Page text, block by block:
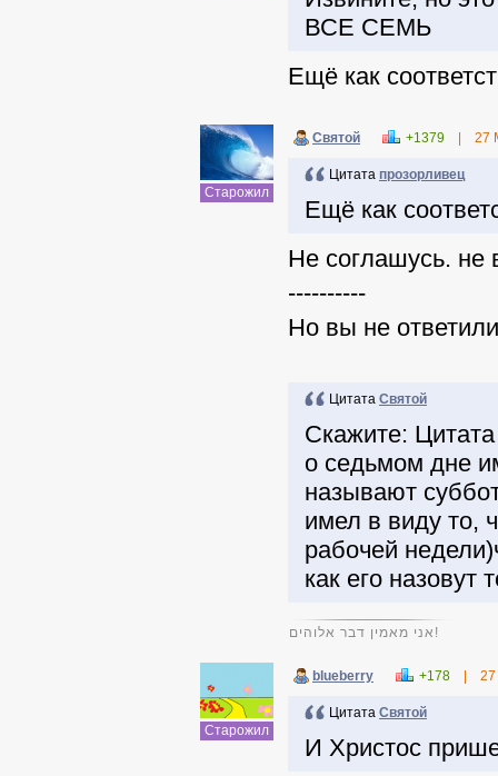
ВСЕ СЕМЬ
Ещё как
Старожил
Святой +1379 27
Цитата прозорливец
Ещё как
Не соглашусь. не
----------
Но вы не
Цитата Святой
Скажите: Цитата
о седьмом дне
называют
имел в виду
рабочей
как его назовут
אני מאמין דבר אלוהים!
Старожил
blueberry +178
Цитата Святой
И Христос